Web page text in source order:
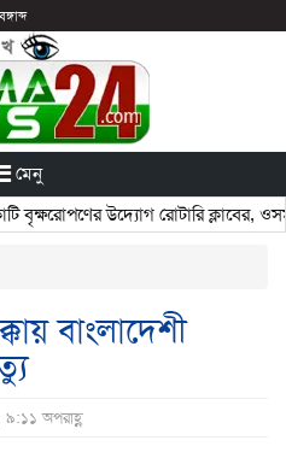
মেনু
উদ্যোগ রোটারি ক্লাবের,
বাংলাদেশী
৯:১১ অপরাহ্ণ